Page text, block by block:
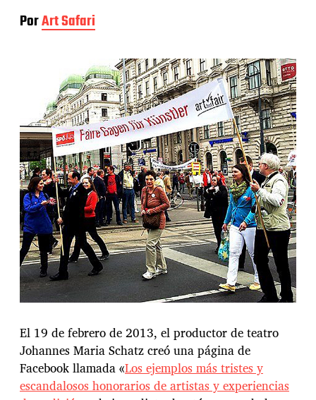
PorArt Safari
El 19 de febrero de 2013, el productor de teatro
Johannes Maria Schatz creó una página de
Facebook llamada «Los ejemplos más tristes y
escandalosos honorarios de artistas yexperiencias